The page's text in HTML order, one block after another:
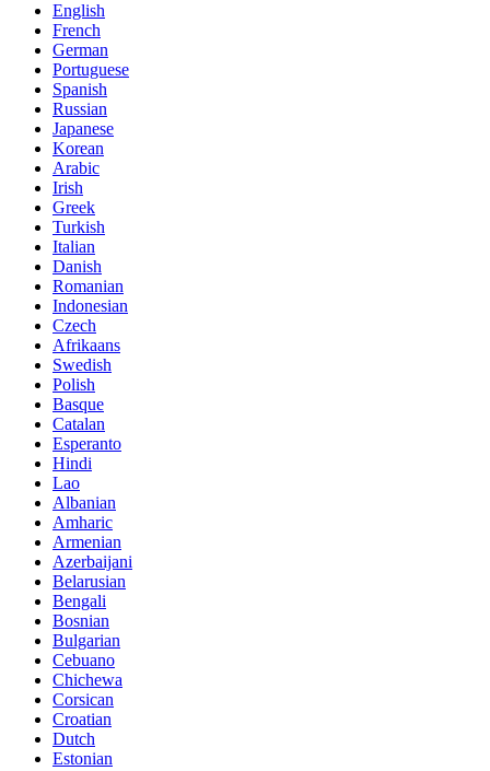
English
French
German
Portuguese
Spanish
Russian
Japanese
Korean
Arabic
Irish
Greek
Turkish
Italian
Danish
Romanian
Indonesian
Czech
Afrikaans
Swedish
Polish
Basque
Catalan
Esperanto
Hindi
Lao
Albanian
Amharic
Armenian
Azerbaijani
Belarusian
Bengali
Bosnian
Bulgarian
Cebuano
Chichewa
Corsican
Croatian
Dutch
Estonian